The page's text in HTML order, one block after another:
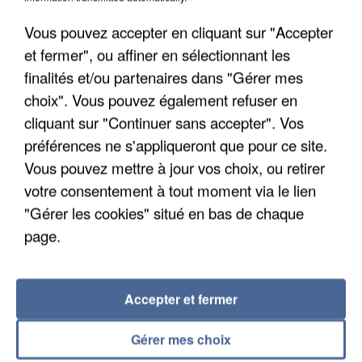
APRÈS TOUTES CES CANICULES, LES REFUGES
DE FAUNE SAUVAGE SONT...
Vous pouvez accepter en cliquant sur "Accepter
et fermer", ou affiner en sélectionnant les
finalités et/ou partenaires dans "Gérer mes
choix". Vous pouvez également refuser en
cliquant sur "Continuer sans accepter". Vos
préférences ne s'appliqueront que pour ce site.
Vous pouvez mettre à jour vos choix, ou retirer
votre consentement à tout moment via le lien
"Gérer les cookies" situé en bas de chaque
page.
Gérer mes choix
Accepter et fermer